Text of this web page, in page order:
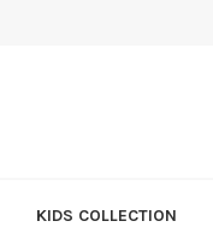
KIDS COLLECTION